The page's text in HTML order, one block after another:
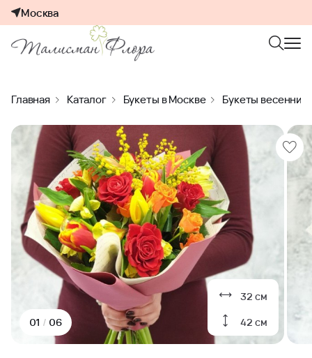
Москва
Главная Каталог Букеты в Москве Букеты весенние
32 см
42 см
01 / 06